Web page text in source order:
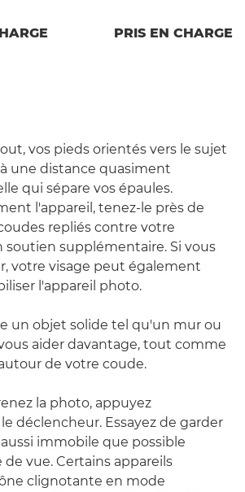
PRIS EN CHARGE
vos pieds orientés vers le sujet
une distance quasiment
qui sépare vos épaules.
l'appareil, tenez-le près de
repliés contre votre
supplémentaire. Si vous
votre visage peut également
l'appareil photo.
un objet solide tel qu'un mur ou
aider davantage, tout comme
de votre coude.
la photo, appuyez
déclencheur. Essayez de garder
immobile que possible
vue. Certains appareils
clignotante en mode